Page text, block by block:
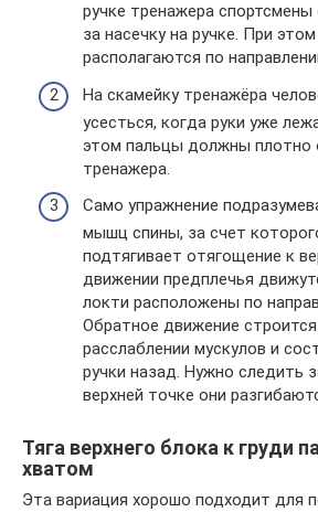
ручке тренажера
за насечку на ручке. При
располагаются по
На скамейку тренажёра
усесться, когда руки уже
этом пальцы должны плотно
тренажера.
Само упражнение
мышц спины, за счет
подтягивает отягощение к
движении предплечья
локти расположены по
Обратное движение
расслаблении мускулов и
ручки назад. Нужно следить
верхней точке они
Тяга верхнего блока к груди
хватом
Эта вариация хорошо подходит для